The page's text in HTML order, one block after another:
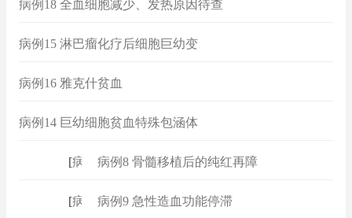
病例18 全血细胞减少、发热原因待查
病例15 淋巴瘤化疗后细胞巨幼变
病例16 雅克什贫血
病例14 巨幼细胞贫血特殊包涵体
病例 ]病例8 骨髓移植后的纯红再障
病例 ]病例9 急性造血功能停滞